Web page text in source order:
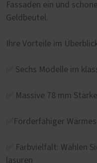
Fassaden ein und
Geldbeutel.
Ihre Vorteile im
✅ Sechs Modelle im
✅ Massive 78 mm
✅Förderfähiger
✅ Farbvielfalt: Wählen
lasuren